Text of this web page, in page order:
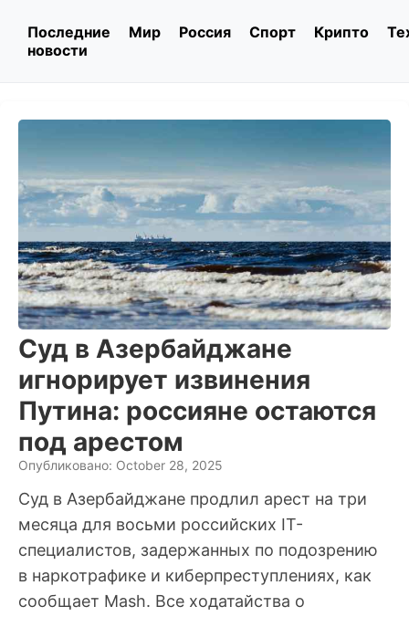
Последние
новости
Мир Россия Спорт Крипто
Суд в Азербайджане
игнорирует извинения
Путина: россияне остаются
под арестом
Опубликовано: October 28, 2025
Суд в Азербайджане продлил арест на три
месяца для восьми российских IT-
специалистов, задержанных по подозрению
в наркотрафике и киберпреступлениях, как
сообщает Mash. Все ходатайства о